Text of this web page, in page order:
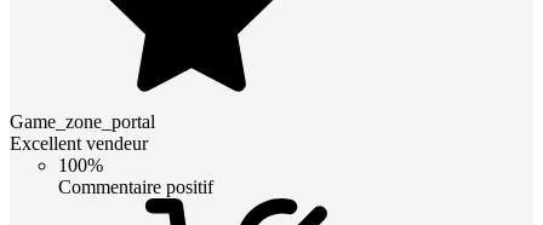
Game_zone_portal
Excellent vendeur
100%
Commentaire positif